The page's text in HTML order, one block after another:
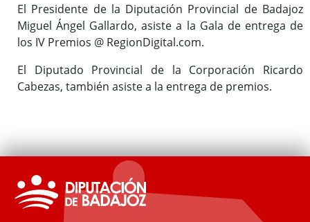
El Presidente de la Diputación Provincial de Badajoz
Miguel Ángel Gallardo, asiste a la Gala de entrega de
los IV Premios @ RegionDigital.com.
El Diputado Provincial de la Corporación Ricardo
Cabezas, también asiste a la entrega de premios.